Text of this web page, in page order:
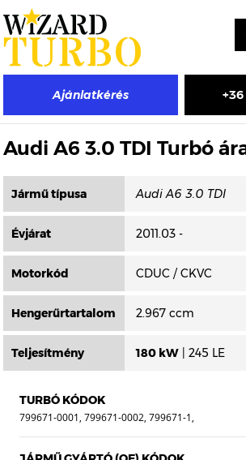
AjánlatkérésMásik típus választása
Audi A6 3.0 TDI Turbó
Jármű típusa
Évjárat 2011.03 -
Motorkód CDUC / CKVC
Hengerűrtartalom 2.967 ccm
Teljesítmény 180 kW | 245 LE
TURBÓ KÓDOK
799671-0001, 799671-0002, 799671-1,
799671-2, 799671-5001S, 799671-5002S,
810822-0001, 810822-0002, 810822-0003,